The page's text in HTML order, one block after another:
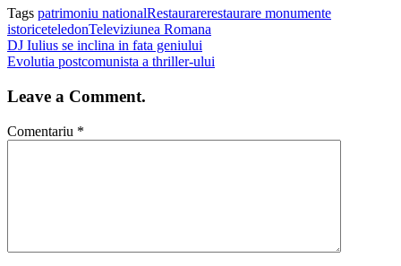
Tags patrimoniu nationalRestaurarerestaurare monumente
istoriceteledonTeleviziunea Romana
DJ Iulius se inclina in fata geniului
Evolutia postcomunista a thriller-ului
Leave a Comment.
Comentariu *